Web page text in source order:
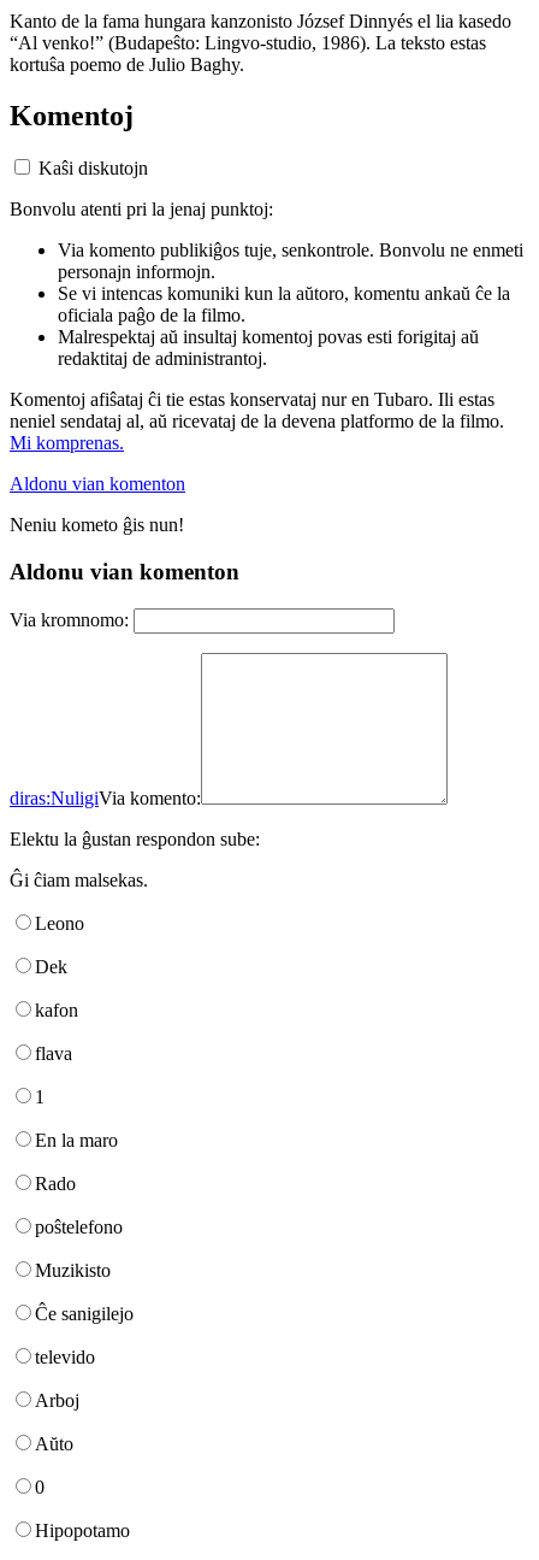
Kanto de la fama hungara kanzonisto József Dinnyés el lia kasedo
“Al venko!” (Budapeŝto: Lingvo-studio, 1986). La teksto estas
kortuŝa poemo de Julio Baghy.
Komentoj
Kaŝi diskutojn
Bonvolu atenti pri la jenaj punktoj:
Via komento publikiĝos tuje, senkontrole. Bonvolu ne enmeti
personajn informojn.
Se vi intencas komuniki kun la aŭtoro, komentu ankaŭ ĉe la
oficiala paĝo de la filmo.
Malrespektaj aŭ insultaj komentoj povas esti forigitaj aŭ
redaktitaj de administrantoj.
Komentoj afiŝataj ĉi tie estas konservataj nur en Tubaro. Ili estas
neniel sendataj al, aŭ ricevataj de la devena platformo de la filmo.
Mi komprenas.
Aldonu vian komenton
Neniu kometo ĝis nun!
Aldonu vian komenton
Via kromnomo:
diras:NuligiVia komento:
Elektu la ĝustan respondon sube:
Ĝi ĉiam malsekas.
Leono
Dek
kafon
flava
1
En la maro
Rado
poŝtelefono
Muzikisto
Ĉe sanigilejo
televido
Arboj
Aŭto
0
Hipopotamo